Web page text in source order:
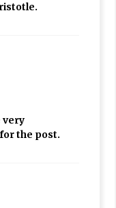
very
the post.